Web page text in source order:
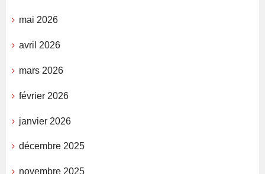
mai 2026
avril 2026
mars 2026
février 2026
janvier 2026
décembre 2025
novembre 2025